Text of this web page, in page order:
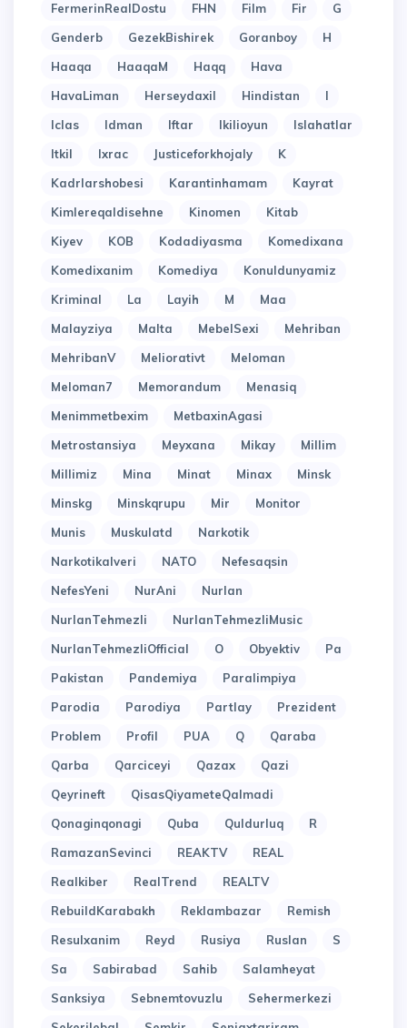
FermerinRealDostu
FHN Film Fir
G
Genderb
GezekBishirek Goranboy
H
Haaqa
HaaqaM Haqq
Hava
HavaLiman
Herseydaxil Hindistan
I
Iclas
Idman Iftar Ikilioyun
Islahatlar
Itkil
Ixrac Justiceforkhojaly
K
Kadrlarshobesi
Karantinhamam
Kayrat
Kimlereqaldisehne
Kinomen
Kitab
Kiyev
KOB Kodadiyasma
Komedixana
Komedixanim
Komediya
Konuldunyamiz
Kriminal
La Layih M
Maa
Malayziya
Malta MebelSexi
Mehriban
MehribanV
Meliorativt
Meloman
Meloman7
Memorandum
Menasiq
Menimmetbexim
MetbaxinAgasi
Metrostansiya
Meyxana Mikay
Millim
Millimiz
Mina Minat Minax
Minsk
Minskg
Minskqrupu Mir
Monitor
Munis
Muskulatd
Narkotik
Narkotikalveri
NATO
Nefesaqsin
NefesYeni
NurAni
Nurlan
NurlanTehmezli
NurlanTehmezliMusic
NurlanTehmezliOfficial
O Obyektiv
Pa
Pakistan
Pandemiya
Paralimpiya
Parodia
Parodiya Partlay
Prezident
Problem
Profil PUA Q
Qaraba
Qarba
Qarciceyi Qazax
Qazi
Qeyrineft
QisasQiyameteQalmadi
Qonaginqonagi
Quba Quldurluq
R
RamazanSevinci
REAKTV
REAL
Realkiber
RealTrend
REALTV
RebuildKarabakh
Reklambazar
Remish
Resulxanim
Reyd Rusiya Ruslan
S
Sa
Sabirabad Sahib
Salamheyat
Sanksiya
Sebnemtovuzlu
Sehermerkezi